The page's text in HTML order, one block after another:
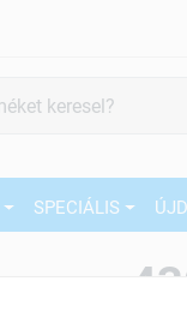
SPECIÁLIS